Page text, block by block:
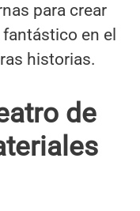
para crear
en el
historias.
de